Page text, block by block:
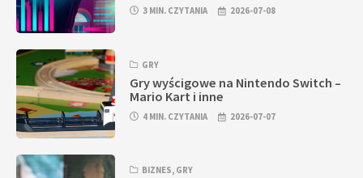
3 MIN. CZYTANIA 2026-07-08
GRY
Gry wyścigowe na Nintendo Switch –
Mario Kart i inne
4 MIN. CZYTANIA 2026-07-07
BIZNES, GRY